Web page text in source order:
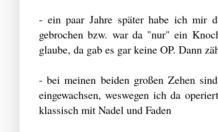
- ein paar Jahre später habe ich mir
gebrochen bzw. war da "nur" ein
glaube, da gab es gar keine OP. Dann
- bei meinen beiden großen Zehen
eingewachsen, weswegen ich da
klassisch mit Nadel und Faden